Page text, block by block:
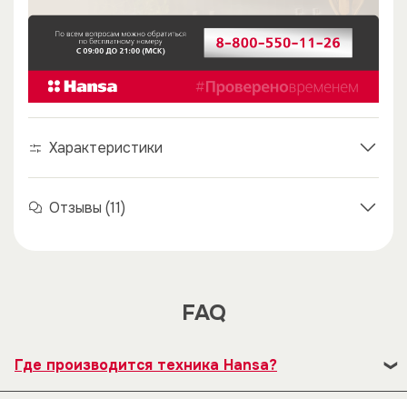
Характеристики
Отзывы (11)
FAQ
Где производится техника Hansa?